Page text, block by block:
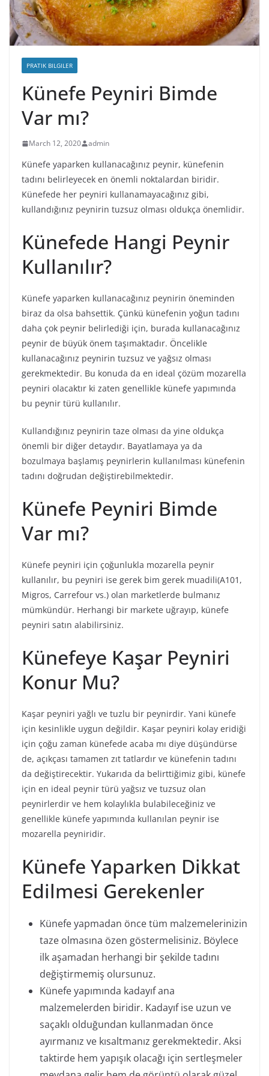
PRATIK BILGILER
Künefe Peyniri Bimde
Var mı?
March 12, 2020 admin
Künefe yaparken kullanacağınız peynir, künefenin
tadını belirleyecek en önemli noktalardan biridir.
Künefede her peyniri kullanamayacağınız gibi,
kullandığınız peynirin tuzsuz olması oldukça önemlidir.
Künefede Hangi Peynir
Kullanılır?
Künefe yaparken kullanacağınız peynirin öneminden
biraz da olsa bahsettik. Çünkü künefenin yoğun tadını
daha çok peynir belirlediği için, burada kullanacağınız
peynir de büyük önem taşımaktadır. Öncelikle
kullanacağınız peynirin tuzsuz ve yağsız olması
gerekmektedir. Bu konuda da en ideal çözüm mozarella
peyniri olacaktır ki zaten genellikle künefe yapımında
bu peynir türü kullanılır.
Kullandığınız peynirin taze olması da yine oldukça
önemli bir diğer detaydır. Bayatlamaya ya da
bozulmaya başlamış peynirlerin kullanılması künefenin
tadını doğrudan değiştirebilmektedir.
Künefe Peyniri Bimde
Var mı?
Künefe peyniri için çoğunlukla mozarella peynir
kullanılır, bu peyniri ise gerek bim gerek muadili(A101,
Migros, Carrefour vs.) olan marketlerde bulmanız
mümkündür. Herhangi bir markete uğrayıp, künefe
peyniri satın alabilirsiniz.
Künefeye Kaşar Peyniri
Konur Mu?
Kaşar peyniri yağlı ve tuzlu bir peynirdir. Yani künefe
için kesinlikle uygun değildir. Kaşar peyniri kolay eridiği
için çoğu zaman künefede acaba mı diye düşündürse
de, açıkçası tamamen zıt tatlardır ve künefenin tadını
da değiştirecektir. Yukarıda da belirttiğimiz gibi, künefe
için en ideal peynir türü yağsız ve tuzsuz olan
peynirlerdir ve hem kolaylıkla bulabileceğiniz ve
genellikle künefe yapımında kullanılan peynir ise
mozarella peyniridir.
Künefe Yaparken Dikkat
Edilmesi Gerekenler
Künefe yapmadan önce tüm malzemelerinizin
taze olmasına özen göstermelisiniz. Böylece
ilk aşamadan herhangi bir şekilde tadını
değiştirmemiş olursunuz.
Künefe yapımında kadayıf ana
malzemelerden biridir. Kadayıf ise uzun ve
saçaklı olduğundan kullanmadan önce
ayırmanız ve kısaltmanız gerekmektedir. Aksi
taktirde hem yapışık olacağı için sertleşmeler